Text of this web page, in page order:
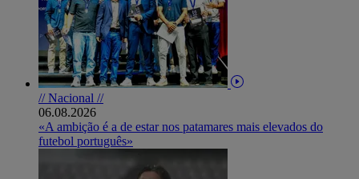
// Nacional //
06.08.2026
«A ambição é a de estar nos patamares mais elevados do
futebol português»